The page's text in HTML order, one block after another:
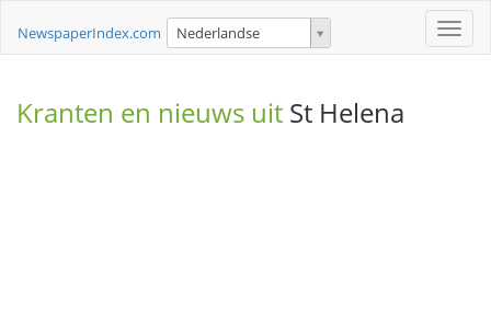
Toggle
NewspaperIndex.com Nederlandse
Kranten en nieuws uit St Helena